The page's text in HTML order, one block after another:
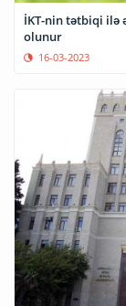
İKT-nin tətbiqi
olunur
16-03-2023